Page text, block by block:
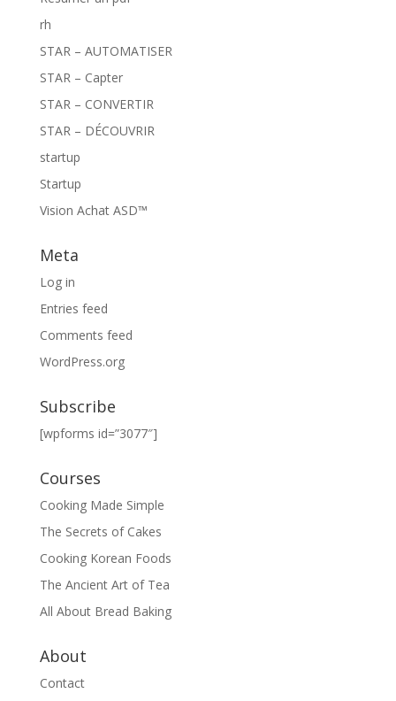
rh
STAR – AUTOMATISER
STAR – Capter
STAR – CONVERTIR
STAR – DÉCOUVRIR
startup
Startup
Vision Achat ASD™
Meta
Log in
Entries feed
Comments feed
WordPress.org
Subscribe
[wpforms id=”3077″]
Courses
Cooking Made Simple
The Secrets of Cakes
Cooking Korean Foods
The Ancient Art of Tea
All About Bread Baking
About
Contact